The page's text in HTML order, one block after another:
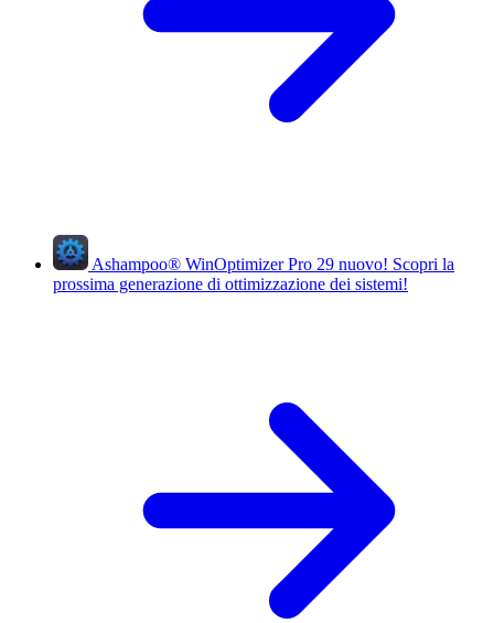
Ashampoo® WinOptimizer Pro 29 nuovo! Scopri la
prossima generazione di ottimizzazione dei sistemi!